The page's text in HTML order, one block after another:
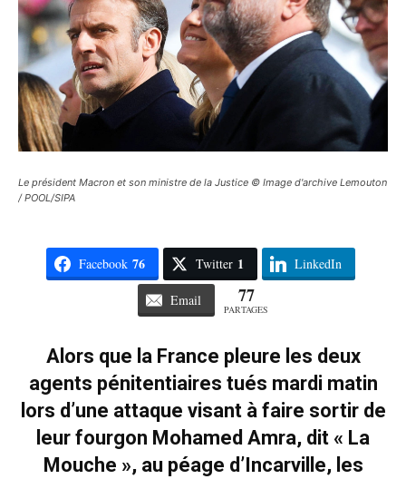
Le président Macron et son ministre de la Justice © Image d'archive Lemouton
/ POOL/SIPA
Facebook 76 Twitter 1 LinkedIn
Email 77
PARTAGES
Alors que la France pleure les deux
agents pénitentiaires tués mardi matin
lors d’une attaque visant à faire sortir de
leur fourgon Mohamed Amra, dit « La
Mouche », au péage d’Incarville, les